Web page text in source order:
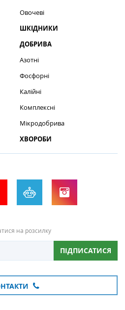
Овочеві
ШКІДНИКИ
ДОБРИВА
Азотні
Фосфорні
Калійні
Комплексні
Мікродобрива
ХВОРОБИ
на розсилку
ПІДПИСАТИСЯ